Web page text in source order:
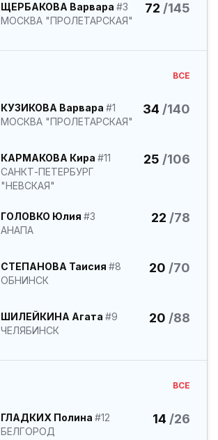
ЩЕРБАКОВА Варвара #3
МОСКВА "ПРОЛЕТАРСКАЯ"
72 /145
ВСЕ
КУЗИКОВА Варвара #1
МОСКВА "ПРОЛЕТАРСКАЯ"
34 /140
КАРМАКОВА Кира #11
САНКТ-ПЕТЕРБУРГ
"НЕВСКАЯ"
25 /106
ГОЛОВКО Юлия #3
АНАПА
22 /78
СТЕПАНОВА Таисия #8
ОБНИНСК
20 /70
ШИЛЕЙКИНА Агата #9
ЧЕЛЯБИНСК
20 /88
ВСЕ
ГЛАДКИХ Полина #12
БЕЛГОРОД
14 /26